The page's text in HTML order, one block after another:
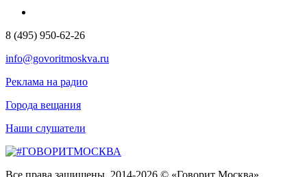
8 (495) 950-62-26
info@govoritmoskva.ru
Реклама на радио
Города вещания
Наши слушатели
Все права защищены. 2014-2026 © «Говорит Москва»